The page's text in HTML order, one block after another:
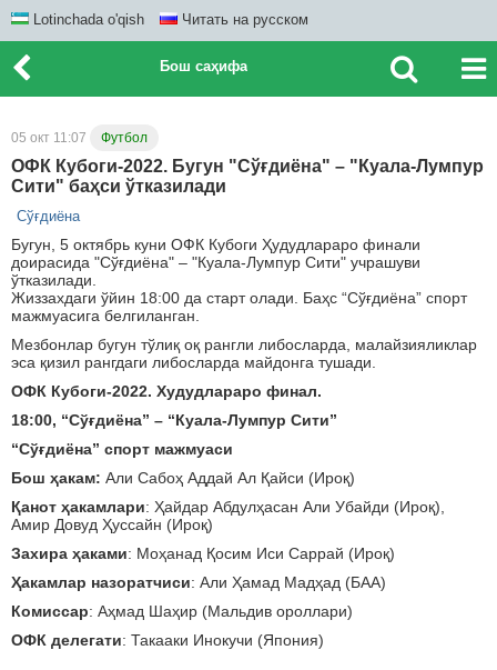
Lotinchada o'qish Читать на русском
Бош саҳифа
05 окт 11:07 Футбол
ОФК Кубоги-2022. Бугун "Сўғдиёна" – "Куала-Лумпур
Сити" баҳси ўтказилади
Сўғдиёна
Бугун, 5 октябрь куни ОФК Кубоги Ҳудудлараро финали
доирасида "Сўғдиёна" – "Куала-Лумпур Сити" учрашуви
ўтказилади.
Жиззахдаги ўйин 18:00 да старт олади. Баҳс “Сўғдиёна” спорт
мажмуасига белгиланган.
Мезбонлар бугун тўлиқ оқ рангли либосларда, малайзияликлар
эса қизил рангдаги либосларда майдонга тушади.
ОФК Кубоги-2022. Худудлараро финал.
18:00, “Сўғдиёна” – “Куала-Лумпур Сити”
“Сўғдиёна” спорт мажмуаси
Бош ҳакам: Али Сабоҳ Аддай Ал Қайси (Ироқ)
Қанот ҳакамлари: Ҳайдар Абдулҳасан Али Убайди (Ироқ),
Амир Довуд Ҳуссайн (Ироқ)
Захира ҳаками: Моҳанад Қосим Иси Саррай (Ироқ)
Ҳакамлар назоратчиси: Али Ҳамад Мадҳад (БАА)
Комиссар: Аҳмад Шаҳир (Мальдив ороллари)
ОФК делегати: Такааки Инокучи (Япония)